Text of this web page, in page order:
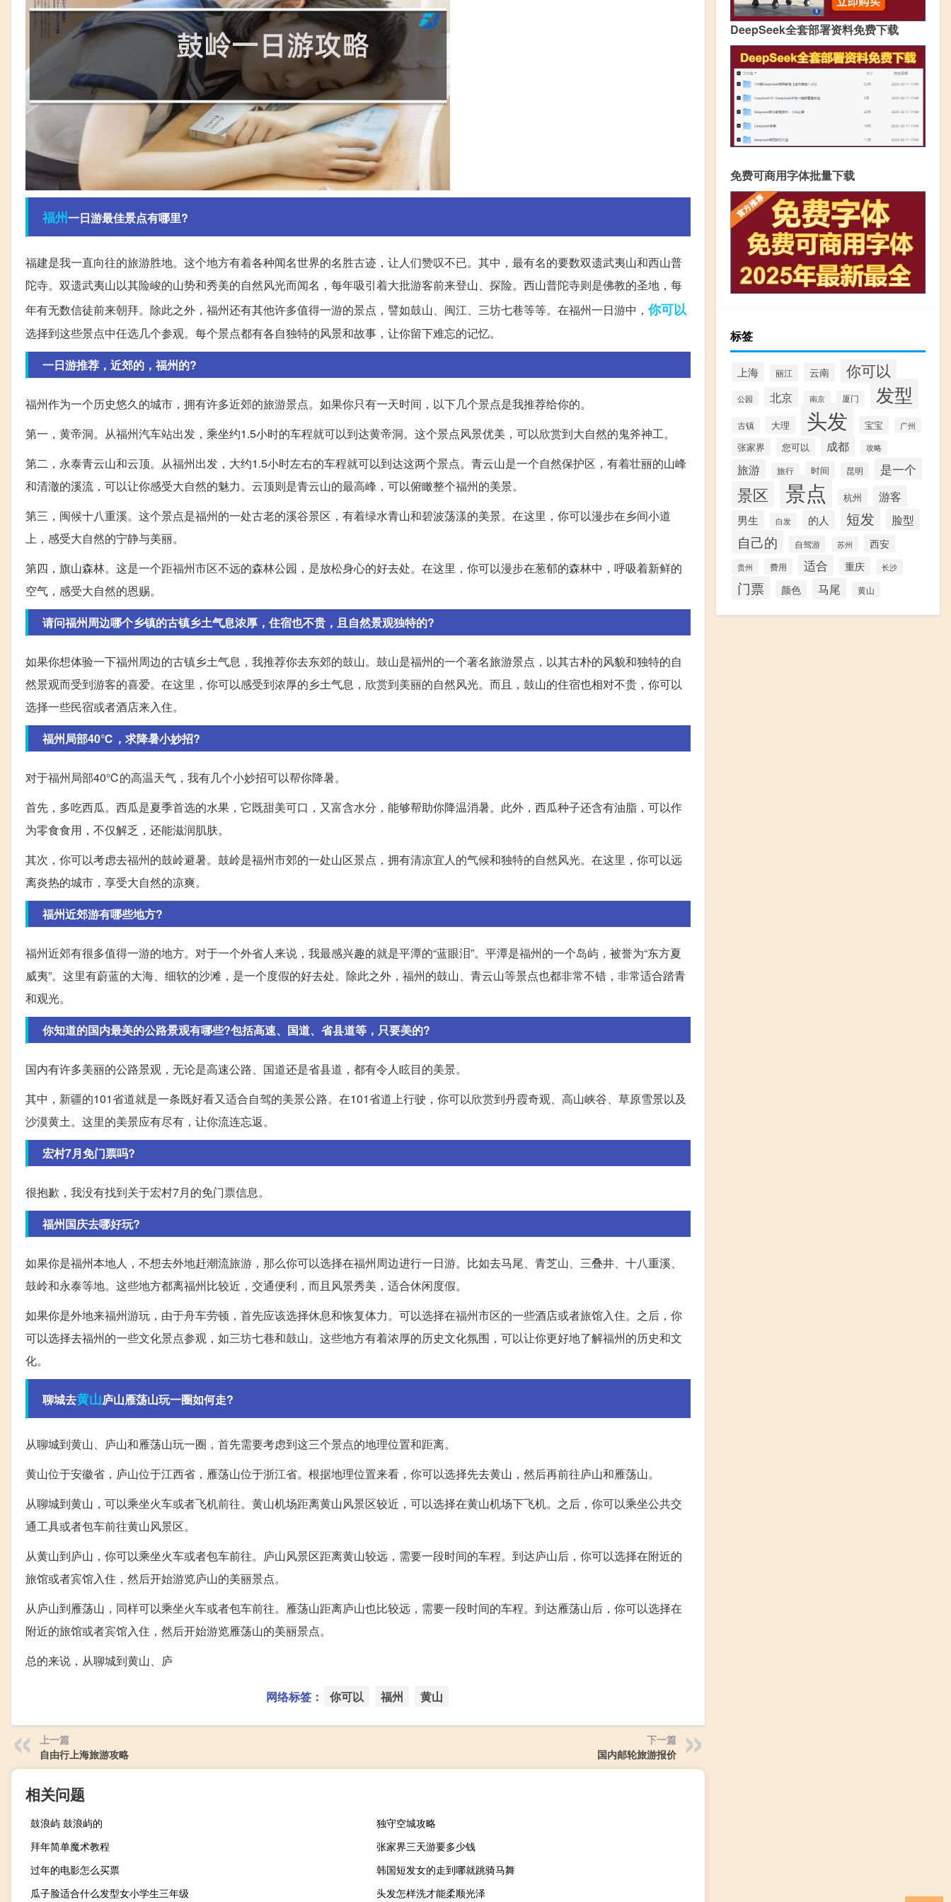
福州一日游最佳景点有哪里?
福建是我一直向往的旅游胜地。这个地方有着各种闻名世界的名胜古迹，让人们赞叹不已。其中，最有名的要数双遗武夷山和西山普
陀寺。双遗武夷山以其险峻的山势和秀美的自然风光而闻名，每年吸引着大批游客前来登山、探险。西山普陀寺则是佛教的圣地，每
年有无数信徒前来朝拜。除此之外，福州还有其他许多值得一游的景点，譬如鼓山、闽江、三坊七巷等等。在福州一日游中，你可以
选择到这些景点中任选几个参观。每个景点都有各自独特的风景和故事，让你留下难忘的记忆。
一日游推荐，近郊的，福州的?
福州作为一个历史悠久的城市，拥有许多近郊的旅游景点。如果你只有一天时间，以下几个景点是我推荐给你的。
第一，黄帝洞。从福州汽车站出发，乘坐约1.5小时的车程就可以到达黄帝洞。这个景点风景优美，可以欣赏到大自然的鬼斧神工。
第二，永泰青云山和云顶。从福州出发，大约1.5小时左右的车程就可以到达这两个景点。青云山是一个自然保护区，有着壮丽的山峰
和清澈的溪流，可以让你感受大自然的魅力。云顶则是青云山的最高峰，可以俯瞰整个福州的美景。
第三，闽候十八重溪。这个景点是福州的一处古老的溪谷景区，有着绿水青山和碧波荡漾的美景。在这里，你可以漫步在乡间小道
上，感受大自然的宁静与美丽。
第四，旗山森林。这是一个距福州市区不远的森林公园，是放松身心的好去处。在这里，你可以漫步在葱郁的森林中，呼吸着新鲜的
空气，感受大自然的恩赐。
请问福州周边哪个乡镇的古镇乡土气息浓厚，住宿也不贵，且自然景观独特的?
如果你想体验一下福州周边的古镇乡土气息，我推荐你去东郊的鼓山。鼓山是福州的一个著名旅游景点，以其古朴的风貌和独特的自
然景观而受到游客的喜爱。在这里，你可以感受到浓厚的乡土气息，欣赏到美丽的自然风光。而且，鼓山的住宿也相对不贵，你可以
选择一些民宿或者酒店来入住。
福州局部40℃，求降暑小妙招?
对于福州局部40℃的高温天气，我有几个小妙招可以帮你降暑。
首先，多吃西瓜。西瓜是夏季首选的水果，它既甜美可口，又富含水分，能够帮助你降温消暑。此外，西瓜种子还含有油脂，可以作
为零食食用，不仅解乏，还能滋润肌肤。
其次，你可以考虑去福州的鼓岭避暑。鼓岭是福州市郊的一处山区景点，拥有清凉宜人的气候和独特的自然风光。在这里，你可以远
离炎热的城市，享受大自然的凉爽。
福州近郊游有哪些地方?
福州近郊有很多值得一游的地方。对于一个外省人来说，我最感兴趣的就是平潭的“蓝眼泪”。平潭是福州的一个岛屿，被誉为“东方夏
威夷”。这里有蔚蓝的大海、细软的沙滩，是一个度假的好去处。除此之外，福州的鼓山、青云山等景点也都非常不错，非常适合踏青
和观光。
你知道的国内最美的公路景观有哪些?包括高速、国道、省县道等，只要美的?
国内有许多美丽的公路景观，无论是高速公路、国道还是省县道，都有令人眩目的美景。
其中，新疆的101省道就是一条既好看又适合自驾的美景公路。在101省道上行驶，你可以欣赏到丹霞奇观、高山峡谷、草原雪景以及
沙漠黄土。这里的美景应有尽有，让你流连忘返。
宏村7月免门票吗?
很抱歉，我没有找到关于宏村7月的免门票信息。
福州国庆去哪好玩?
如果你是福州本地人，不想去外地赶潮流旅游，那么你可以选择在福州周边进行一日游。比如去马尾、青芝山、三叠井、十八重溪、
鼓岭和永泰等地。这些地方都离福州比较近，交通便利，而且风景秀美，适合休闲度假。
如果你是外地来福州游玩，由于舟车劳顿，首先应该选择休息和恢复体力。可以选择在福州市区的一些酒店或者旅馆入住。之后，你
可以选择去福州的一些文化景点参观，如三坊七巷和鼓山。这些地方有着浓厚的历史文化氛围，可以让你更好地了解福州的历史和文
化。
聊城去黄山庐山雁荡山玩一圈如何走?
从聊城到黄山、庐山和雁荡山玩一圈，首先需要考虑到这三个景点的地理位置和距离。
黄山位于安徽省，庐山位于江西省，雁荡山位于浙江省。根据地理位置来看，你可以选择先去黄山，然后再前往庐山和雁荡山。
从聊城到黄山，可以乘坐火车或者飞机前往。黄山机场距离黄山风景区较近，可以选择在黄山机场下飞机。之后，你可以乘坐公共交
通工具或者包车前往黄山风景区。
从黄山到庐山，你可以乘坐火车或者包车前往。庐山风景区距离黄山较远，需要一段时间的车程。到达庐山后，你可以选择在附近的
旅馆或者宾馆入住，然后开始游览庐山的美丽景点。
从庐山到雁荡山，同样可以乘坐火车或者包车前往。雁荡山距离庐山也比较远，需要一段时间的车程。到达雁荡山后，你可以选择在
附近的旅馆或者宾馆入住，然后开始游览雁荡山的美丽景点。
总的来说，从聊城到黄山、庐
网络标签： 你可以 福州 黄山
上一篇
自由行上海旅游攻略
下一篇
国内邮轮旅游报价
相关问题
鼓浪屿 鼓浪屿的
独守空城攻略
拜年简单魔术教程
张家界三天游要多少钱
过年的电影怎么买票
韩国短发女的走到哪就跳骑马舞
瓜子脸适合什么发型女小学生三年级
头发怎样洗才能柔顺光泽
DeepSeek全套部署资料免费下载
免费可商用字体批量下载
标签
上海 丽江 云南 你可以
公园 北京 南京 厦门 发型
古镇 大理 头发 宝宝 广州
张家界 您可以 成都 攻略
旅游 旅行 时间 昆明 是一个
景区 景点 杭州 游客
男生 白发 的人 短发 脸型
自己的 自驾游 苏州 西安
贵州 费用 适合 重庆 长沙
门票 颜色 马尾 黄山